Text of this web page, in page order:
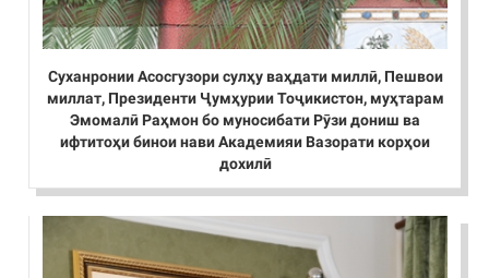
Суханронии Асосгузори сулҳу ваҳдати миллӣ, Пешвои
миллат, Президенти Ҷумҳурии Тоҷикистон, муҳтарам
Эмомалӣ Раҳмон бо муносибати Рӯзи дониш ва
ифтитоҳи бинои нави Академияи Вазорати корҳои
дохилӣ